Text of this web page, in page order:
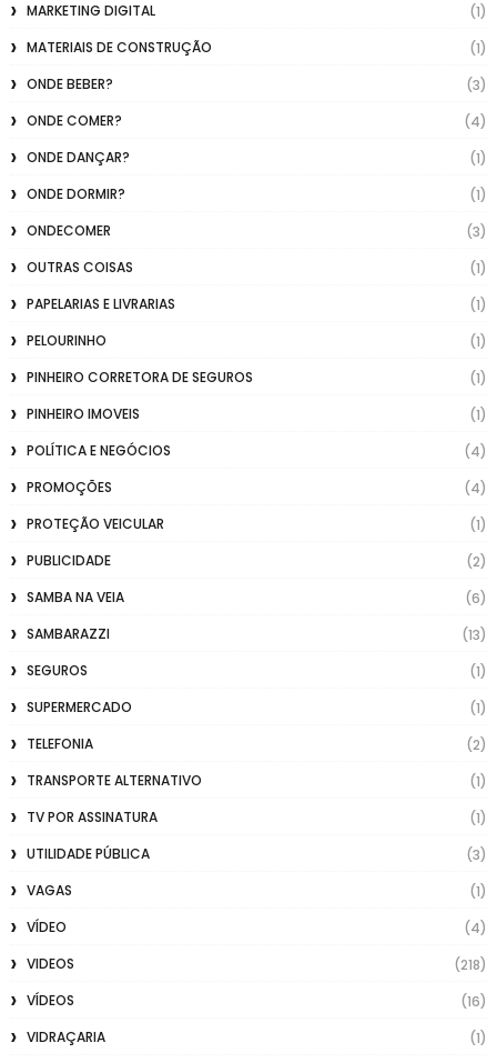
MARKETING DIGITAL
(1)
MATERIAIS DE CONSTRUÇÃO
(1)
ONDE BEBER?
(3)
ONDE COMER?
(4)
ONDE DANÇAR?
(1)
ONDE DORMIR?
(1)
ONDECOMER
(3)
OUTRAS COISAS
(1)
PAPELARIAS E LIVRARIAS
(1)
PELOURINHO
(1)
PINHEIRO CORRETORA DE SEGUROS
(1)
PINHEIRO IMOVEIS
(1)
POLÍTICA E NEGÓCIOS
(4)
PROMOÇÕES
(4)
PROTEÇÃO VEICULAR
(1)
PUBLICIDADE
(2)
SAMBA NA VEIA
(6)
SAMBARAZZI
(13)
SEGUROS
(1)
SUPERMERCADO
(1)
TELEFONIA
(2)
TRANSPORTE ALTERNATIVO
(1)
TV POR ASSINATURA
(1)
UTILIDADE PÚBLICA
(3)
VAGAS
(1)
VÍDEO
(4)
VIDEOS
(218)
VÍDEOS
(16)
VIDRAÇARIA
(1)